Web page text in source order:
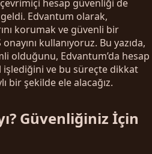
hesap güvenliği de
Edvantum olarak,
korumak ve güvenli bir
kullanıyoruz. Bu yazıda,
olduğunu, Edvantum’da hesap
işlediğini ve bu süreçte dikkat
bir şekilde ele alacağız.
Güvenliğiniz İçin